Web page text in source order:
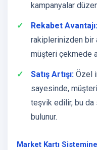
kampanyalar
Rekabet Avantajı:
rakiplerinizden bir
müşteri çekmede
Satış Artışı: Özel
sayesinde,
teşvik edilir, bu da
bulunur.
Market Kartı